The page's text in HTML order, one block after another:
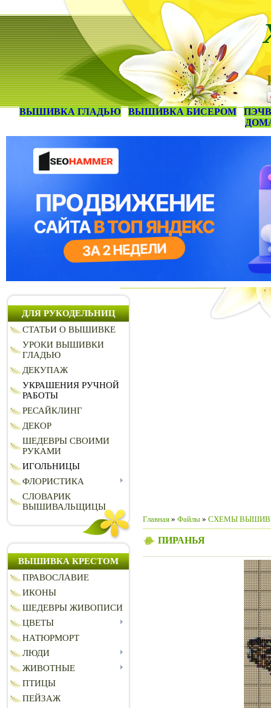
ВЫШИВКА ГЛАДЬЮ ВЫШИВКА БИСЕРОМ
ДЛЯ РУКОДЕЛЬНИЦ
СТАТЬИ О ВЫШИВКЕ
УРОКИ ВЫШИВКИ
ГЛАДЬЮ
ДЕКУПАЖ
УКРАШЕНИЯ РУЧНОЙ
РАБОТЫ
РЕСАЙКЛИНГ
ДЕКОР
ШЕДЕВРЫ СВОИМИ
РУКАМИ
ИГОЛЬНИЦЫ
ФЛОРИСТИКА
СЛОВАРИК
ВЫШИВАЛЬЩИЦЫ
ВЫШИВКА КРЕСТОМ
ПРАВОСЛАВИЕ
ИКОНЫ
ШЕДЕВРЫ ЖИВОПИСИ
ЦВЕТЫ
НАТЮРМОРТ
ЛЮДИ
ЖИВОТНЫЕ
ПТИЦЫ
ПЕЙЗАЖ
Главная » Файлы » СХЕМЫ
ПИРАНЬЯ